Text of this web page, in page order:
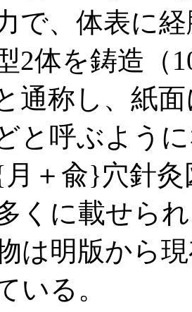
で、体表に
2体を鋳造（
通称し、紙
と呼ぶよう
＋兪}穴針灸
くに載せら
は明版から
いる。